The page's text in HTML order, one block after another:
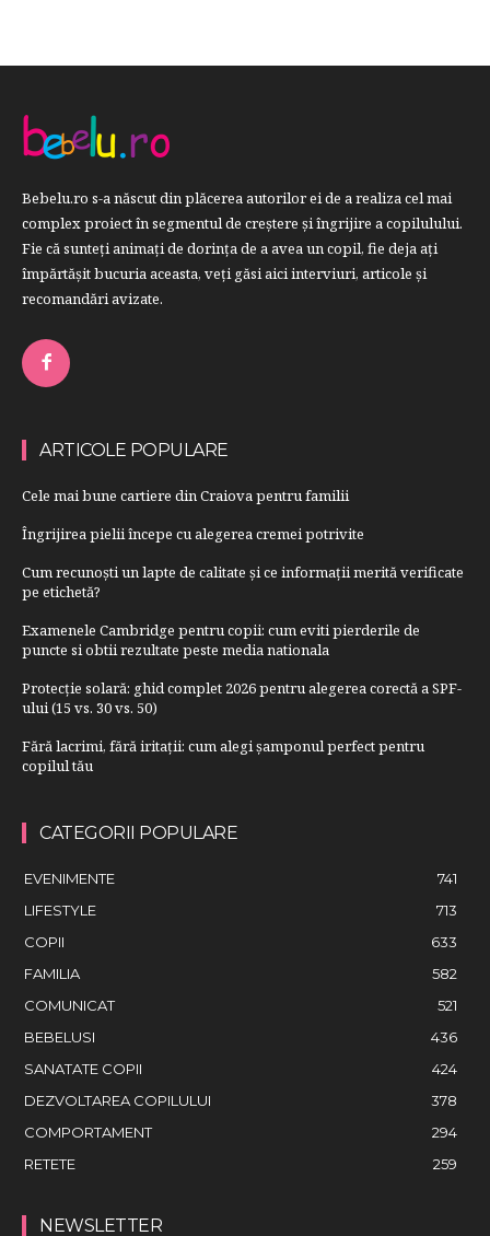
Bebelu.ro s-a născut din plăcerea autorilor ei de a realiza cel mai
complex proiect în segmentul de creştere şi îngrijire a copilulului.
Fie că sunteţi animaţi de dorinţa de a avea un copil, fie deja aţi
împărtăşit bucuria aceasta, veți găsi aici interviuri, articole şi
recomandări avizate.
ARTICOLE POPULARE
Cele mai bune cartiere din Craiova pentru familii
Îngrijirea pielii începe cu alegerea cremei potrivite
Cum recunoști un lapte de calitate și ce informații merită verificate
pe etichetă?
Examenele Cambridge pentru copii: cum eviti pierderile de
puncte si obtii rezultate peste media nationala
Protecție solară: ghid complet 2026 pentru alegerea corectă a SPF-
ului (15 vs. 30 vs. 50)
Fără lacrimi, fără iritații: cum alegi șamponul perfect pentru
copilul tău
CATEGORII POPULARE
EVENIMENTE
741
LIFESTYLE
713
COPII
633
FAMILIA
582
COMUNICAT
521
BEBELUSI
436
SANATATE COPII
424
DEZVOLTAREA COPILULUI
378
COMPORTAMENT
294
RETETE
259
NEWSLETTER